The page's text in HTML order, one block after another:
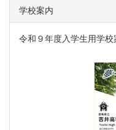
学校案内
令和９年度入学生用学校